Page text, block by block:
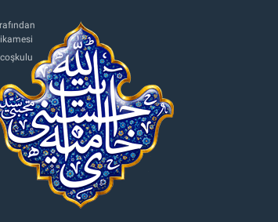
ikamesi